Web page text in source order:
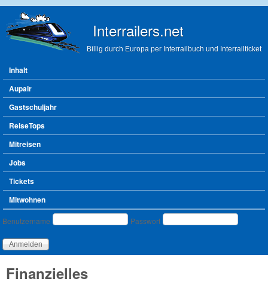
Interrailers.net
Billig durch Europa per Interrailbuch und Interrailticket
Hauptmenü
Inhalt
Aupair
Gastschuljahr
ReiseTops
Mitreisen
Jobs
Tickets
Mitwohnen
Benutzeranmeldung
Benutzername Passwort
Finanzielles